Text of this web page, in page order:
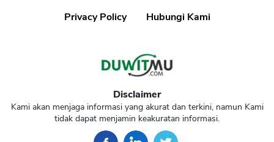
Privacy Policy
Hubungi Kami
Disclaimer
Kami akan menjaga informasi yang akurat dan terkini, namun Kami
tidak dapat menjamin keakuratan informasi.